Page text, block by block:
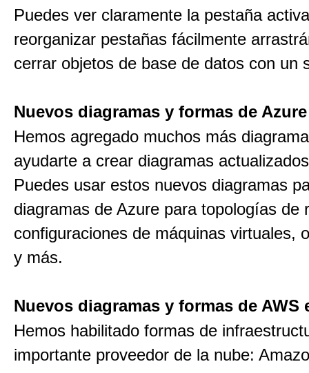
Puedes ver claramente la pestaña
reorganizar pestañas fácilmente
cerrar objetos de base de datos con un
Nuevos diagramas y formas de
Hemos agregado muchos más
ayudarte a crear diagramas
Puedes usar estos nuevos diagramas
diagramas de Azure para topologías de
configuraciones de máquinas virtuales,
y más.
Nuevos diagramas y formas de AWS
Hemos habilitado formas de
importante proveedor de la nube: